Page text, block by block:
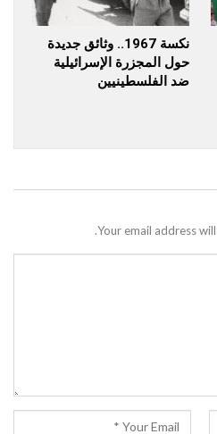
نكسة 1967.. وثائق جديدة
حول المجزرة الإسرائيلية
ضد الفلسطينيين
Your email address